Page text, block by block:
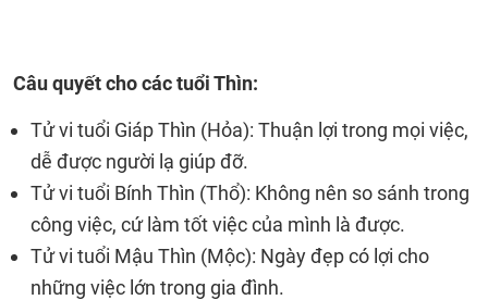
Câu quyết cho các tuổi Thìn:
Tử vi tuổi Giáp Thìn (Hỏa): Thuận lợi trong mọi việc,
dễ được người lạ giúp đỡ.
Tử vi tuổi Bính Thìn (Thổ): Không nên so sánh trong
công việc, cứ làm tốt việc của mình là được.
Tử vi tuổi Mậu Thìn (Mộc): Ngày đẹp có lợi cho
những việc lớn trong gia đình.